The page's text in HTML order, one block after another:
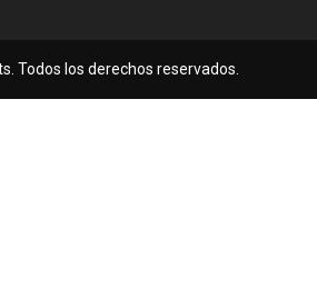
Todos los derechos reservados.